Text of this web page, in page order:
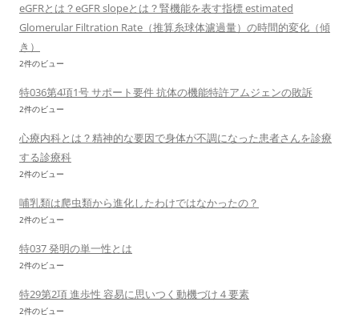
eGFRとは？eGFR slopeとは？腎機能を表す指標 estimated
Glomerular Filtration Rate（推算糸球体濾過量）の時間的変化（傾
き）
2件のビュー
特036第4項1号 サポート要件 抗体の機能特許アムジェンの敗訴
2件のビュー
心療内科とは？精神的な要因で身体が不調になった患者さんを診療
する診療科
2件のビュー
哺乳類は爬虫類から進化したわけではなかったの？
2件のビュー
特037 発明の単一性とは
2件のビュー
特29第2項 進歩性 容易に思いつく動機づけ４要素
2件のビュー